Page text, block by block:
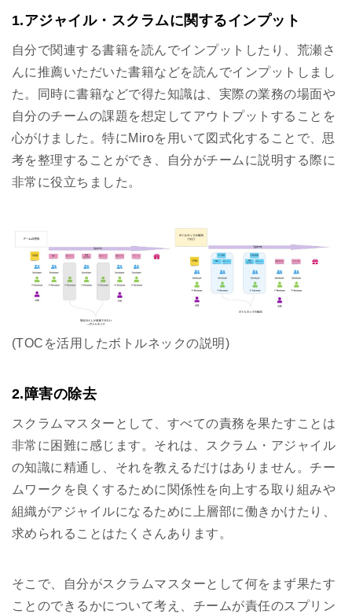
1.アジャイル・スクラムに関するインプット
自分で関連する書籍を読んでインプットしたり、荒瀬さ
んに推薦いただいた書籍などを読んでインプットしまし
た。同時に書籍などで得た知識は、実際の業務の場面や
自分のチームの課題を想定してアウトプットすることを
心がけました。特にMiroを用いて図式化することで、思
考を整理することができ、自分がチームに説明する際に
非常に役立ちました。
(TOCを活用したボトルネックの説明)
2.障害の除去
スクラムマスターとして、すべての責務を果たすことは
非常に困難に感じます。それは、スクラム・アジャイル
の知識に精通し、それを教えるだけはありません。チー
ムワークを良くするために関係性を向上する取り組みや
組織がアジャイルになるために上層部に働きかけたり、
求められることはたくさんあります。
そこで、自分がスクラムマスターとして何をまず果たす
ことのできるかについて考え、チームが責任のスプリン